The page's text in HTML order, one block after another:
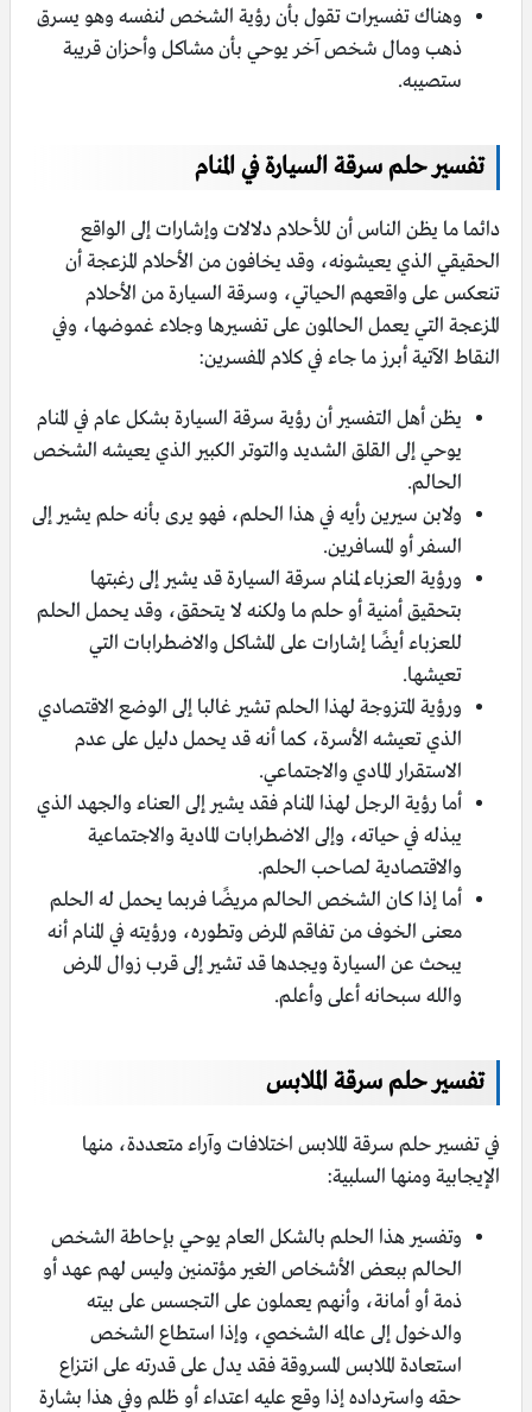
وهناك تفسيرات تقول بأن رؤية الشخص لنفسه وهو يسرق
ذهب ومال شخص آخر يوحي بأن مشاكل وأحزان قريبة
ستصيبه.
تفسير حلم سرقة السيارة في المنام
دائما ما يظن الناس أن للأحلام دلالات وإشارات إلى الواقع
الحقيقي الذي يعيشونه، وقد يخافون من الأحلام المزعجة أن
تنعكس على واقعهم الحياتي، وسرقة السيارة من الأحلام
المزعجة التي يعمل الحالمون على تفسيرها وجلاء غموضها، وفي
النقاط الآتية أبرز ما جاء في كلام المفسرين:
يظن أهل التفسير أن رؤية سرقة السيارة بشكل عام في المنام
يوحي إلى القلق الشديد والتوتر الكبير الذي يعيشه الشخص
الحالم.
ولابن سيرين رأيه في هذا الحلم، فهو يرى بأنه حلم يشير إلى
السفر أو المسافرين.
ورؤية العزباء لمنام سرقة السيارة قد يشير إلى رغبتها
بتحقيق أمنية أو حلم ما ولكنه لا يتحقق، وقد يحمل الحلم
للعزباء أيضًا إشارات على المشاكل والاضطرابات التي
تعيشها.
ورؤية المتزوجة لهذا الحلم تشير غالبا إلى الوضع الاقتصادي
الذي تعيشه الأسرة، كما أنه قد يحمل دليل على عدم
الاستقرار المادي والاجتماعي.
أما رؤية الرجل لهذا المنام فقد يشير إلى العناء والجهد الذي
يبذله في حياته، وإلى الاضطرابات المادية والاجتماعية
والاقتصادية لصاحب الحلم.
أما إذا كان الشخص الحالم مريضًا فربما يحمل له الحلم
معنى الخوف من تفاقم المرض وتطوره، ورؤيته في المنام أنه
يبحث عن السيارة ويجدها قد تشير إلى قرب زوال المرض
والله سبحانه أعلى وأعلم.
تفسير حلم سرقة الملابس
في تفسير حلم سرقة الملابس اختلافات وآراء متعددة، منها
الإيجابية ومنها السلبية:
وتفسير هذا الحلم بالشكل العام يوحي بإحاطة الشخص
الحالم ببعض الأشخاص الغير مؤتمنين وليس لهم عهد أو
ذمة أو أمانة، وأنهم يعملون على التجسس على بيته
والدخول إلى عالمه الشخصي، وإذا استطاع الشخص
استعادة الملابس المسروقة فقد يدل على قدرته على انتزاع
حقه واسترداده إذا وقع عليه اعتداء أو ظلم وفي هذا بشارة